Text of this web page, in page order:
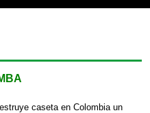
caseta en Colombia un